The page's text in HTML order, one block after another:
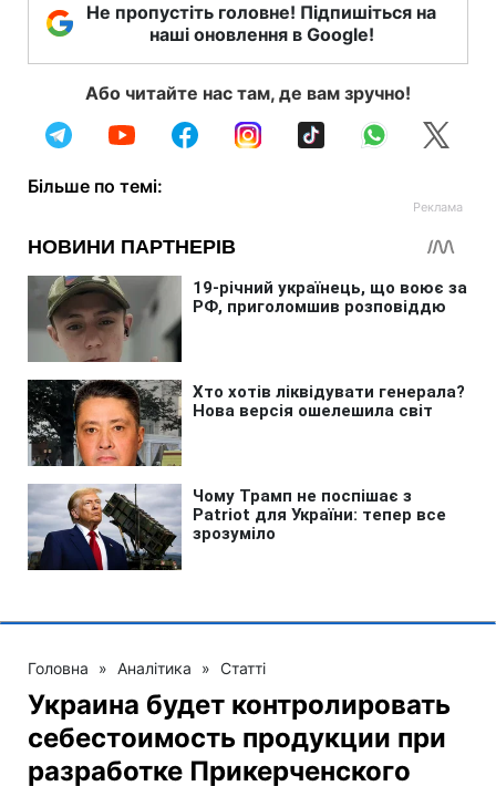
Не пропустіть головне! Підпишіться на
наші оновлення в Google!
Або читайте нас там, де вам зручно!
Більше по темі:
Головна » Аналітика » Статті
Украина будет контролировать
себестоимость продукции при
разработке Прикерченского